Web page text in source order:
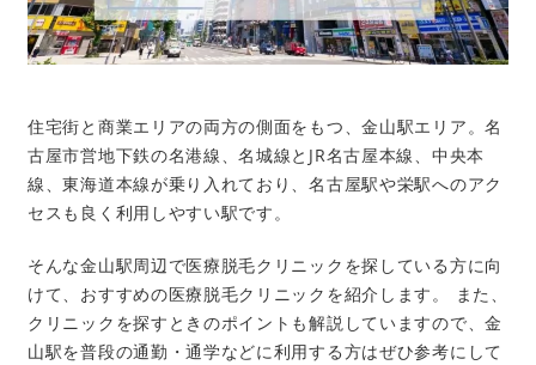
住宅街と商業エリアの両方の側面をもつ、金山駅エリア。名
古屋市営地下鉄の名港線、名城線とJR名古屋本線、中央本
線、東海道本線が乗り入れており、名古屋駅や栄駅へのアク
セスも良く利用しやすい駅です。
そんな金山駅周辺で医療脱毛クリニックを探している方に向
けて、おすすめの医療脱毛クリニックを紹介します。 また、
クリニックを探すときのポイントも解説していますので、金
山駅を普段の通勤・通学などに利用する方はぜひ参考にして